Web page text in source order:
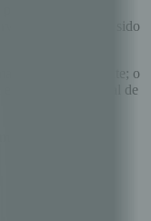
uma parceria
não tivessem sido
solução abrangente; o
e o acúmulo gradual de
na